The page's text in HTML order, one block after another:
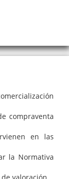
compraventa
en las
la Normativa
valoración.